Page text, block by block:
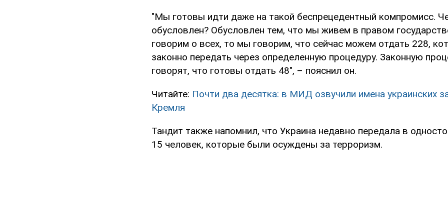
"Мы готовы идти даже на такой беспрецедентный компромисс.
обусловлен? Обусловлен тем, что мы живем в правом
говорим о всех, то мы говорим, что сейчас можем отдать 228,
законно передать через определенную процедуру. Законную
говорят, что готовы отдать 48", – пояснил он.
Читайте: Почти два десятка: в МИД озвучили имена украинских
Кремля
Тандит также напомнил, что Украина недавно передала в
15 человек, которые были осуждены за терроризм.